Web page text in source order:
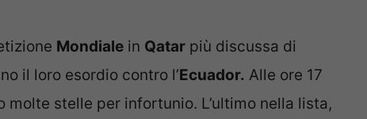
Mondiale in Qatar più discussa di
il loro esordio contro l’Ecuador. Alle ore 17
stelle per infortunio. L’ultimo nella lista,